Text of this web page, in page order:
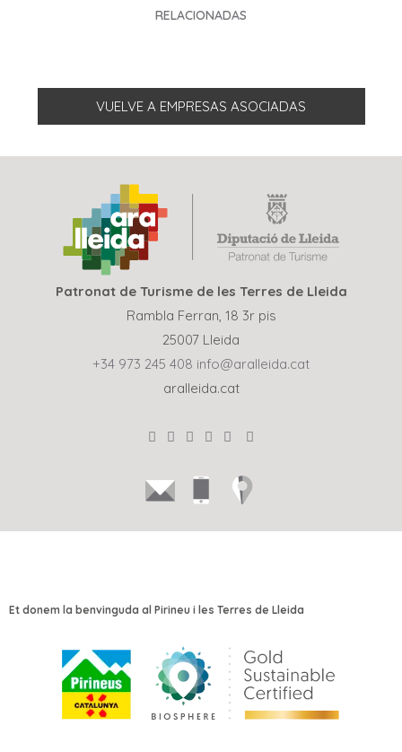
RELACIONADAS
VUELVE A EMPRESAS ASOCIADAS
Patronat de Turisme de les Terres de Lleida
Rambla Ferran, 18 3r pis
25007 Lleida
+34 973 245 408 info@aralleida.cat
aralleida.cat
Et donem la benvinguda al Pirineu i les Terres de Lleida